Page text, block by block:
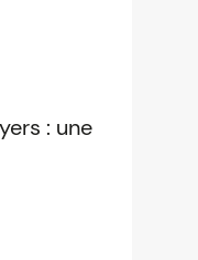
: une